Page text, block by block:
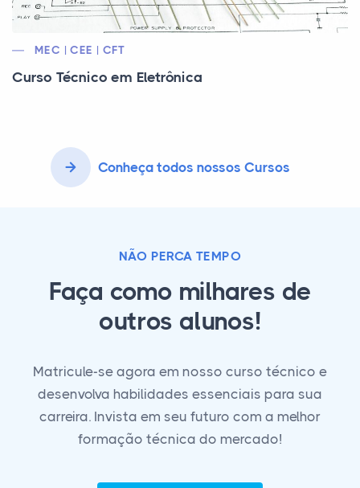
MEC | CEE | CFT
Curso Técnico em Eletrônica
Conheça todos nossos Cursos
NÃO PERCA TEMPO
Faça como milhares de
outros alunos!
Matricule-se agora em nosso curso técnico e
desenvolva habilidades essenciais para sua
carreira. Invista em seu futuro com a melhor
formação técnica do mercado!